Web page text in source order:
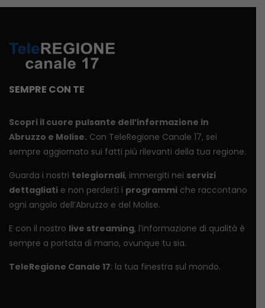
SEMPRE CON TE
Scopri il cuore pulsante dell’informazione in
Abruzzo e Molise. Con TeleRegione Canale 17, sei
sempre aggiornato sui fatti più rilevanti della tua regione.
Guarda i nostri telegiornali, immergiti nei servizi
dettagliati e non perderti i programmi che raccontano
ogni angolo dell’Abruzzo e del Molise.
E con il nostro live streaming, l’informazione di qualità è
sempre a portata di mano, ovunque tu sia.
TeleRegione Canale 17: la tua finestra sul mondo.